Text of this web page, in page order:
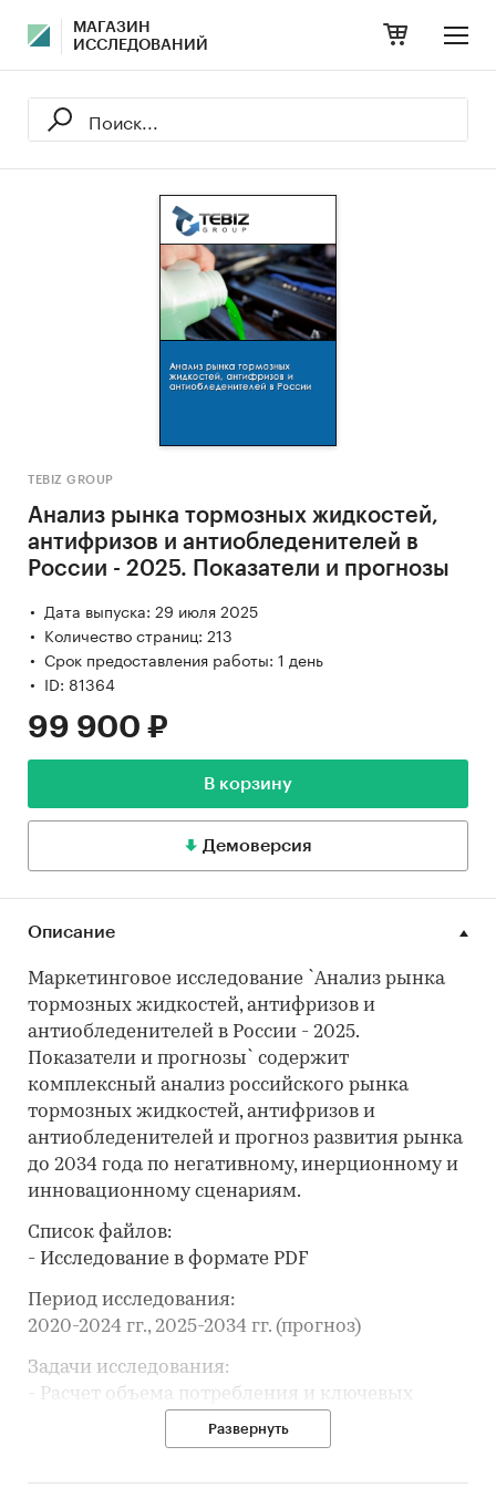
МАГАЗИН
ИССЛЕДОВАНИЙ
TEBIZ GROUP
Анализ рынка тормозных жидкостей,
антифризов и антиобледенителей в
России - 2025. Показатели и прогнозы
Дата выпуска: 29 июля 2025
Количество страниц: 213
Срок предоставления работы: 1 день
ID: 81364
99 900 ₽
В корзину
Демоверсия
Описание
Маркетинговое исследование `Анализ рынка
тормозных жидкостей, антифризов и
антиобледенителей в России - 2025.
Показатели и прогнозы` содержит
комплексный анализ российского рынка
тормозных жидкостей, антифризов и
антиобледенителей и прогноз развития рынка
до 2034 года по негативному, инерционному и
инновационному сценариям.
Список файлов:
- Исследование в формате PDF
Период исследования:
2020-2024 гг., 2025-2034 гг. (прогноз)
Задачи исследования:
- Расчет объема потребления и ключевых
- Обзор брендов тормозных жидкостей,
Развернуть